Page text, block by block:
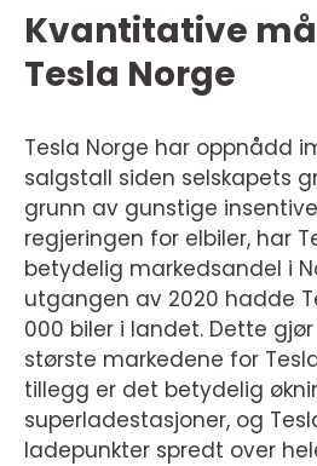
Kvantitative
Tesla Norge
Tesla Norge har oppnådd
salgstall siden selskapets
grunn av gunstige
regjeringen for elbiler, har
betydelig markedsandel i
utgangen av 2020 hadde
000 biler i landet. Dette
største markedene for
tillegg er det betydelig
superladestasjoner, og
ladepunkter spredt over